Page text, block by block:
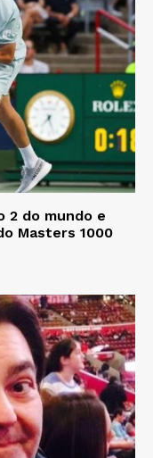
2 do mundo e
Masters 1000